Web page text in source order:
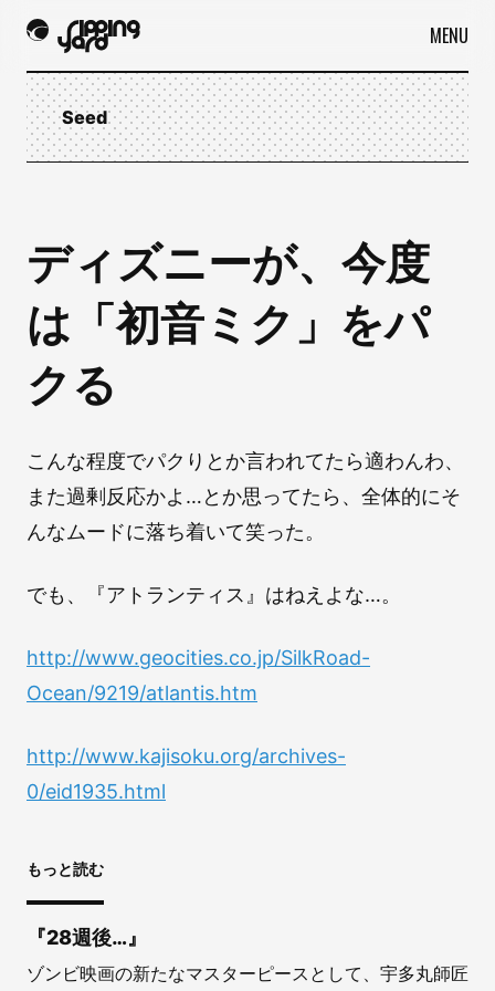
MENU
Seed
ディズニーが、今度
は「初音ミク」をパ
クる
こんな程度でパクりとか言われてたら適わんわ、
また過剰反応かよ…とか思ってたら、全体的にそ
んなムードに落ち着いて笑った。
でも、『アトランティス』はねえよな…。
http://www.geocities.co.jp/SilkRoad-
Ocean/9219/atlantis.htm
http://www.kajisoku.org/archives-
0/eid1935.html
もっと読む
『28週後…』
ゾンビ映画の新たなマスターピースとして、宇多丸師匠